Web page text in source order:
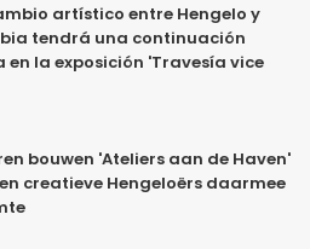
artístico entre Hengelo y
tendrá una continuación
en la exposición 'Travesía vice
bouwen 'Ateliers aan de Haven'
creatieve Hengeloërs daarmee